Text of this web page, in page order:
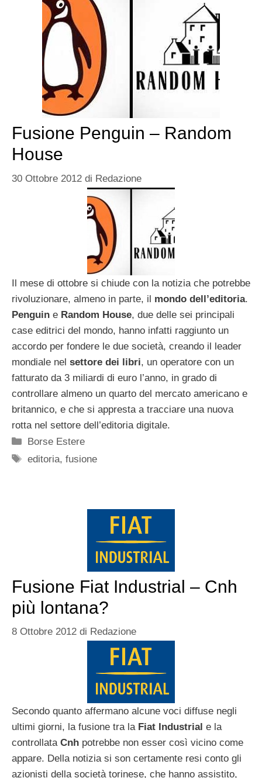
Fusione Penguin – Random
House
30 Ottobre 2012 di Redazione
Il mese di ottobre si chiude con la notizia che potrebbe
rivoluzionare, almeno in parte, il mondo dell’editoria.
Penguin e Random House, due delle sei principali
case editrici del mondo, hanno infatti raggiunto un
accordo per fondere le due società, creando il leader
mondiale nel settore dei libri, un operatore con un
fatturato da 3 miliardi di euro l’anno, in grado di
controllare almeno un quarto del mercato americano e
britannico, e che si appresta a tracciare una nuova
rotta nel settore dell’editoria digitale.
Categorie
Borse Estere
Tag
editoria,fusione
Fusione Fiat Industrial – Cnh
più lontana?
8 Ottobre 2012 di Redazione
Secondo quanto affermano alcune voci diffuse negli
ultimi giorni, la fusione tra la Fiat Industrial e la
controllata Cnh potrebbe non esser così vicino come
appare. Della notizia si son certamente resi conto gli
azionisti della società torinese, che hanno assistito,